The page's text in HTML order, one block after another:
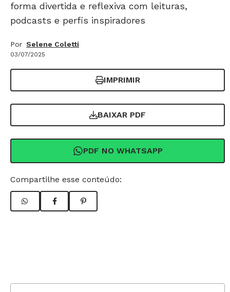
forma divertida e reflexiva com leituras,
podcasts e perfis inspiradores
Por Selene Coletti
03/07/2025
IMPRIMIR
BAIXAR PDF
PDF NO WHATSAPP
Compartilhe esse conteúdo: